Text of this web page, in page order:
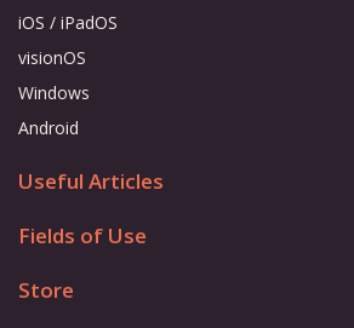
iOS / iPadOS
visionOS
Windows
Android
Useful Articles
Fields of Use
Store